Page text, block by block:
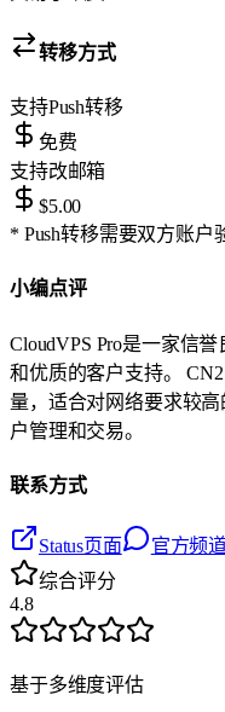
转移方式
支持Push转移
免费
支持改邮箱
$5.00
* Push转移需要双方账户
小编点评
CloudVPS Pro是一家信
和优质的客户支持。
量，适合对网络要求较
户管理和交易。
联系方式
Status页面 官方频
综合评分
4.8
基于多维度评估